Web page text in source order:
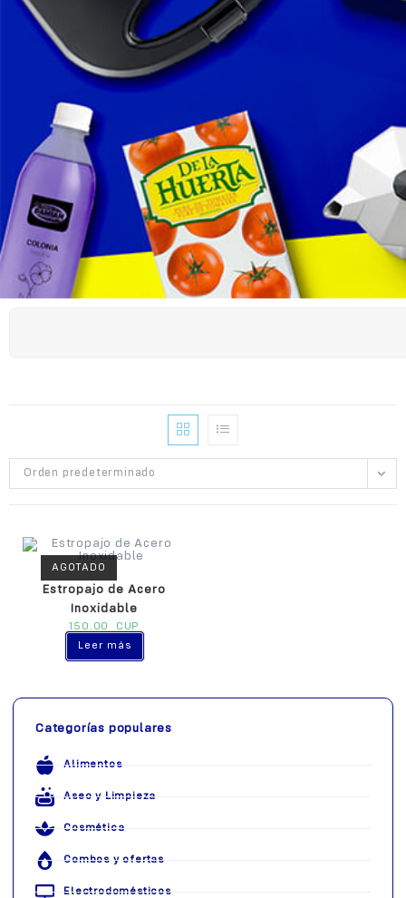
Categorías populares
Alimentos
Aseo y Limpieza
Cosmética
Combos y ofertas
Electrodomésticos
Orden predeterminado
AGOTADO
Estropajo de Acero
Inoxidable
150.00
CUP
Leer más